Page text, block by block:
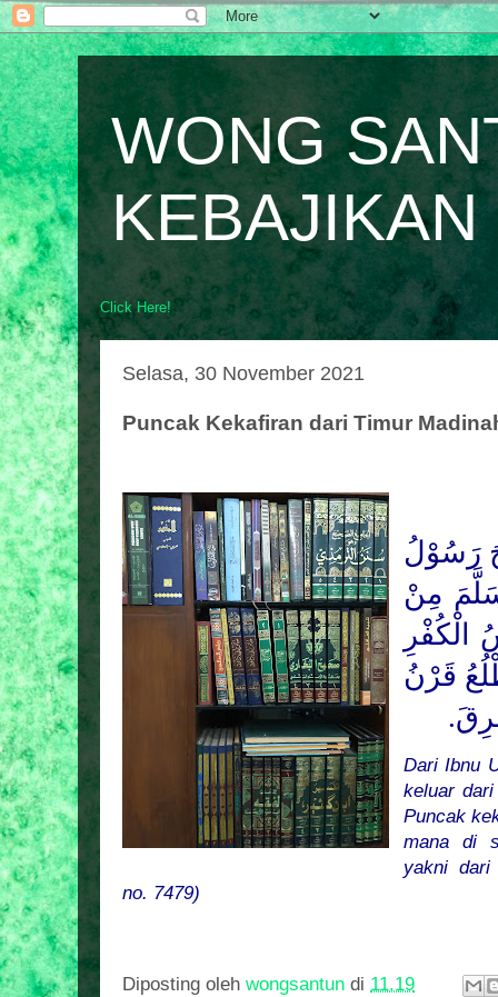
WONG
KEBAJIKAN
Click Here!
Selasa, 30 November 2021
Puncak Kekafiran dari Timur
رَسُوْلُ
مِنْ
الْكُفْرِ
قَرْنُ
Dari Ibnu
keluar
Puncak
mana di
yakni dari
no. 7479)
Diposting oleh wongsantun di 11.19